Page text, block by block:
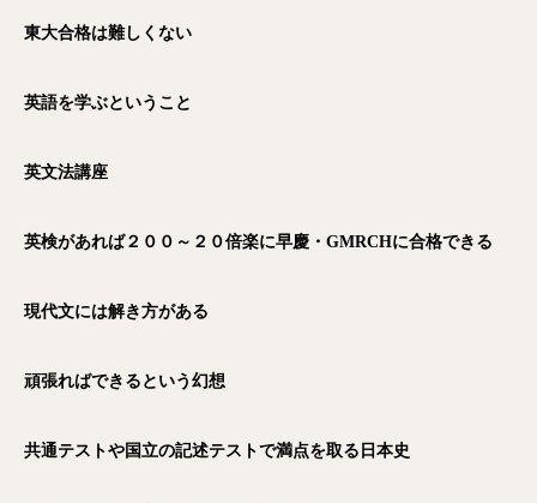
東大合格は難しくない
英語を学ぶということ
英文法講座
英検があれば２００～２０倍楽に早慶・GMRCHに合格できる
現代文には解き方がある
頑張ればできるという幻想
共通テストや国立の記述テストで満点を取る日本史